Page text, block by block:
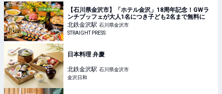
【石川県金沢市】「ホテル金沢」18周年記念！GWラ
ンチブッフェが大人1名につき子ども2名まで無料に
北鉄金沢駅 石川県金沢市
STRAIGHT PRESS
日本料理 弁慶
北鉄金沢駅 石川県金沢市
金沢日和